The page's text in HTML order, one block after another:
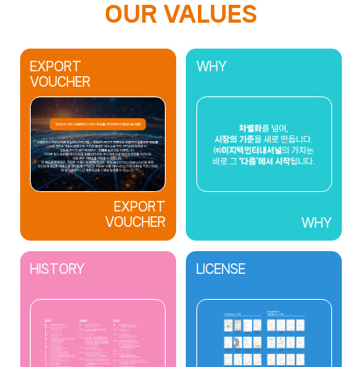
OUR VALUES
EXPORT
VOUCHER
EXPORT
VOUCHER
WHY
WHY
HISTORY LICENSE